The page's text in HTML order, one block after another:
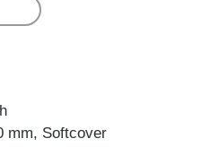
mm, Softcover